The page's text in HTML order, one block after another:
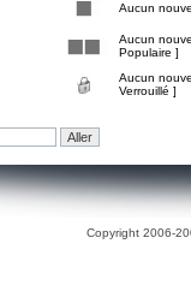
Aucun
Aucun
Populaire ]
Aucun
Verrouillé ]
Copyright 2006-